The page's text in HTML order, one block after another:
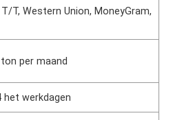
T/T, Western Union, MoneyGram,
per maand
het werkdagen